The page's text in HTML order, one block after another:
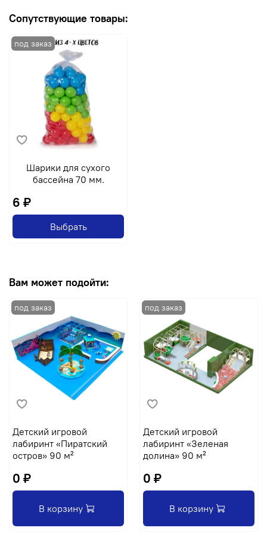
Сопутствующие товары:
Шарики для сухого
бассейна 70 мм.
6 ₽
Выбрать
Вам может подойти:
Детский игровой
лабиринт «Пиратский
остров» 90 м²
0 ₽
В корзину
Детский игровой
лабиринт «Зеленая
долина» 90 м²
0 ₽
В корзину